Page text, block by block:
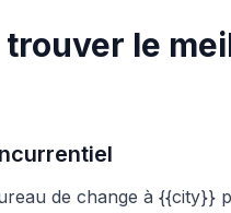
le
de change à {{city}}